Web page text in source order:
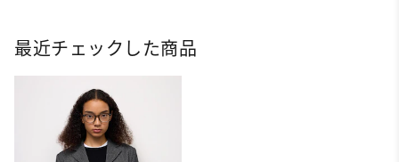
最近チェックした商品